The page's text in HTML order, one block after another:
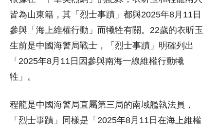
皆為山東籍，其「烈士事蹟」都與2025年8月11日
參與「海上維權行動」而犧牲有關。22歲的衣昕玉
生前是中國海警局戰士，「烈士事蹟」明確列出
「2025年8月11日因參與南海一線維權行動犧
牲」。
程龍是中國海警局直屬第三局的南域艦執法員，
「烈士事蹟」同樣是「2025年8月11日在海上維權